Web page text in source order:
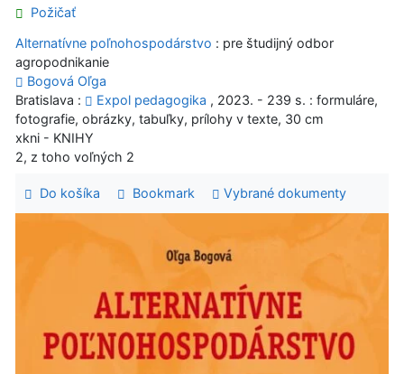
Požičať
Alternatívne poľnohospodárstvo : pre študijný odbor
agropodnikanie
Bogová Oľga
Bratislava :
Expol pedagogika , 2023. - 239 s. : formuláre,
fotografie, obrázky, tabuľky, prílohy v texte, 30 cm
xkni - KNIHY
2, z toho voľných 2
Do košíka Bookmark Vybrané dokumenty